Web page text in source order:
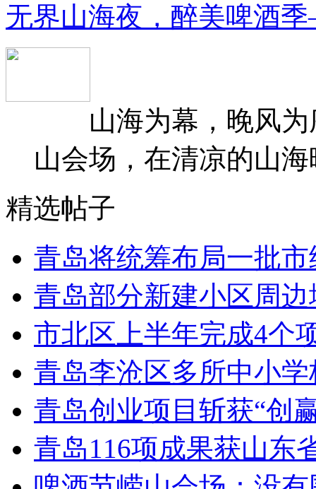
无界山海夜，醉美啤酒
山海为幕，晚风为
山会场，在清凉的山
精选帖子
青岛将统筹布局一批市
青岛部分新建小区周
市北区上半年完成4个
青岛李沧区多所中小
青岛创业项目斩获“创
青岛116项成果获山东